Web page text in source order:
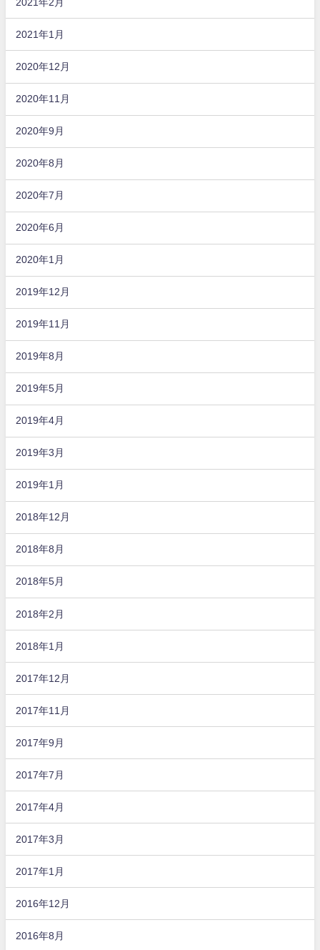
2021年2月
2021年1月
2020年12月
2020年11月
2020年9月
2020年8月
2020年7月
2020年6月
2020年1月
2019年12月
2019年11月
2019年8月
2019年5月
2019年4月
2019年3月
2019年1月
2018年12月
2018年8月
2018年5月
2018年2月
2018年1月
2017年12月
2017年11月
2017年9月
2017年7月
2017年4月
2017年3月
2017年1月
2016年12月
2016年8月